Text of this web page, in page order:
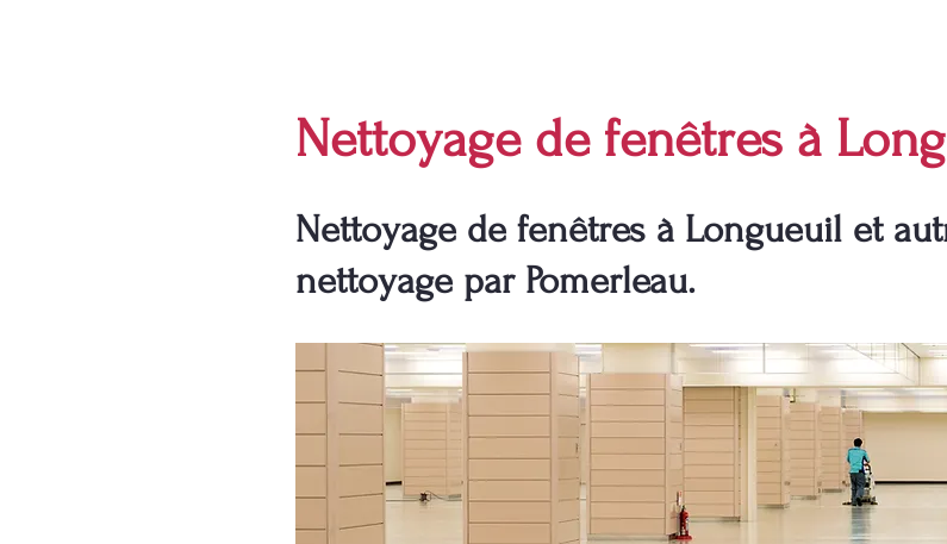
Nettoyage de fenêtres à
Nettoyage de fenêtres à Longueuil et
nettoyage par Pomerleau.